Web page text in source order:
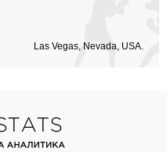
Las Vegas, Nevada, USA.